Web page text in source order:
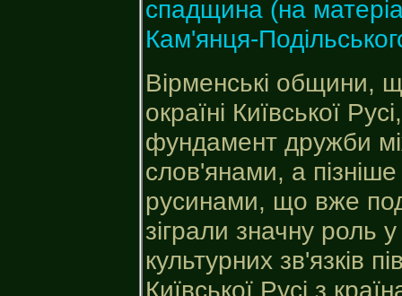
спадщина (на
Кам'янця-
Вірменські общини,
окраїні Київської
фундамент дружби
слов'янами, а
русинами, що вже
зіграли значну роль
культурних зв'язків
Київської Русі з